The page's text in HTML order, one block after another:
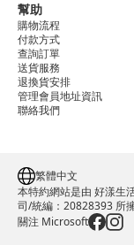
幫助
購物流程
付款方式
查詢訂單
送貨服務
退換貨安排
管理會員地址資訊
聯絡我們
繁體中文
本特約網站是由 好漾生
司/統編：20828393 所
關注 Microsoft